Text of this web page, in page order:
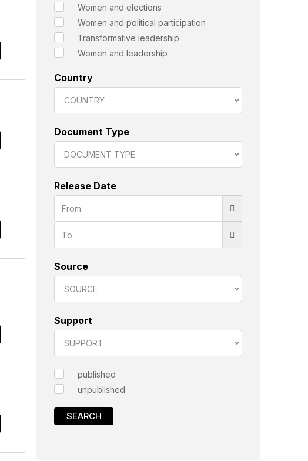
Women and elections
Women and political participation
Transformative leadership
Women and leadership
Country
Document Type
Release Date
Source
Support
published
unpublished
SEARCH